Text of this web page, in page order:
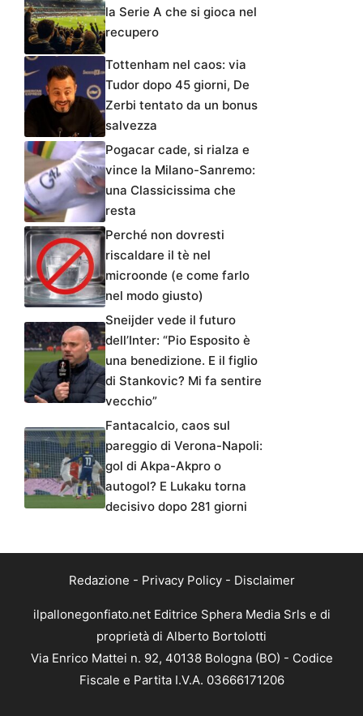
la Serie A che si gioca nel
recupero
Tottenham nel caos: via
Tudor dopo 45 giorni, De
Zerbi tentato da un bonus
salvezza
Pogacar cade, si rialza e
vince la Milano-Sanremo:
una Classicissima che
resta
Perché non dovresti
riscaldare il tè nel
microonde (e come farlo
nel modo giusto)
Sneijder vede il futuro
dell’Inter: “Pio Esposito è
una benedizione. E il figlio
di Stankovic? Mi fa sentire
vecchio”
Fantacalcio, caos sul
pareggio di Verona-Napoli:
gol di Akpa-Akpro o
autogol? E Lukaku torna
decisivo dopo 281 giorni
Redazione - Privacy Policy- Disclaimer
ilpallonegonfiato.net Editrice Sphera Media Srls e di
proprietà di Alberto Bortolotti
Via Enrico Mattei n. 92, 40138 Bologna (BO) - Codice
Fiscale e Partita I.V.A. 03666171206